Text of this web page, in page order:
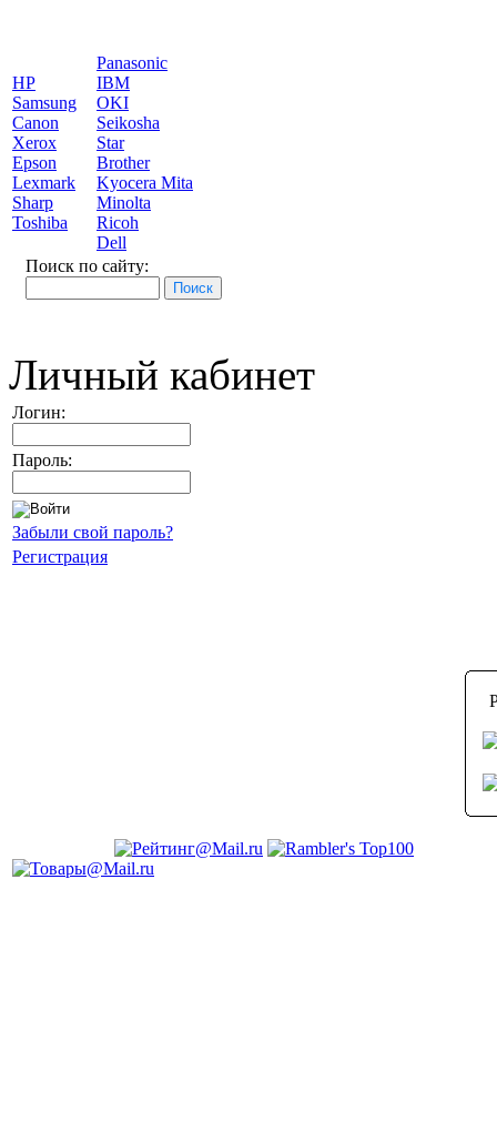
HP
Samsung
Canon
Xerox
Epson
Lexmark
Sharp
Toshiba
Panasonic
IBM
OKI
Seikosha
Star
Brother
Kyocera Mita
Minolta
Ricoh
Dell
Поиск по сайту:
Личный кабинет
Логин:
Пароль:
Забыли свой пароль?
Регистрация